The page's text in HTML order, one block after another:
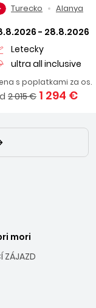
Turecko Alanya
- 28.8.2026
Letecky
ultra all inclusive
s poplatkami za os.
2 015 € 1 294 €
mori
ZÁJAZD